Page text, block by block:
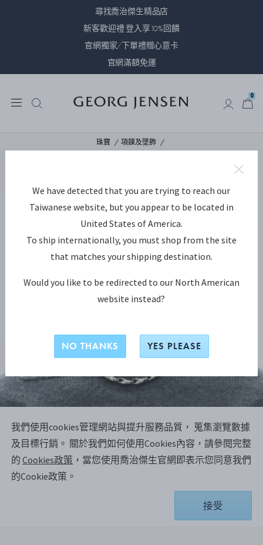
尋找喬治傑生精品店
新客歡迎禮 登入享10%回饋
官網獨家/下單禮贈心意卡
官網滿額免運
0
珠寶 項鍊及墜飾
REFLECT 鏈節項鍊
我們使用cookies管理網站與提升服務品質， 蒐集瀏覽數據
及目標行銷。 關於我們如何使用Cookies內容，請參閱完整
的Cookies政策 ，當您使用喬治傑生官網即表示您同意我們
的Cookie政策。
接受
We have detected that you are trying to reach our
Taiwanese website, but you appear to be located in
United States of America.
To ship internationally, you must shop from the site
that matches your shipping destination.
Would you like to be redirected to our North American
website instead?
NO THANKS YES PLEASE